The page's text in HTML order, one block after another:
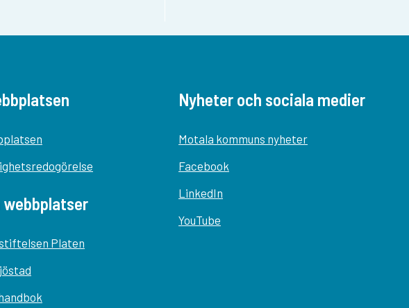
webbplatser
Platen
Nyheter och sociala medier
Motala kommuns nyheter
Facebook
LinkedIn
YouTube